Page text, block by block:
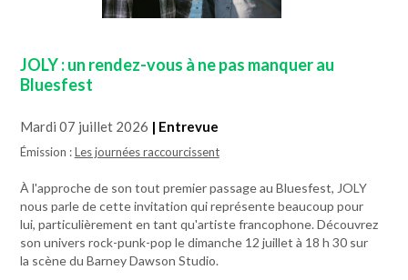
JOLY : un rendez-vous à ne pas manquer au
Bluesfest
Mardi 07 juillet 2026 | Entrevue
Émission :Les journées raccourcissent
À l'approche de son tout premier passage au Bluesfest, JOLY
nous parle de cette invitation qui représente beaucoup pour
lui, particulièrement en tant qu'artiste francophone. Découvrez
son univers rock-punk-pop le dimanche 12 juillet à 18 h 30 sur
la scène du Barney Dawson Studio.